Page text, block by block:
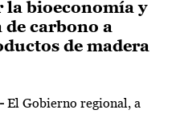
la bioeconomía y
carbono a
de madera
El Gobierno regional, a